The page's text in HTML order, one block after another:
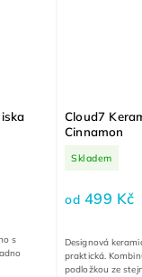
s
Cloud7
Cinnamon
Skladem
od 499 Kč
Designová
praktická.
podložkou ze